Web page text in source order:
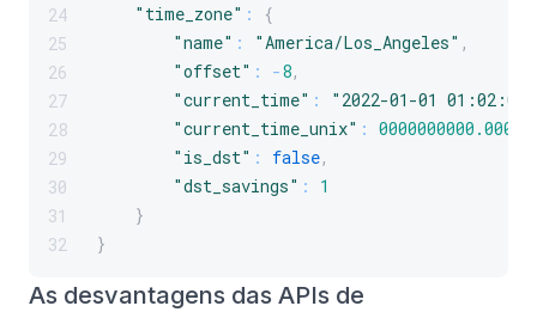
24
25
26
27
28
29
30
31
32
"time_zone" :
{
"name" : "America/Los_Angeles" ,
"offset" : -8,
"current_time" :
"2022-01-01
"current_time_unix" : 0000000000.000
"is_dst" : false,
"dst_savings" :
1
}
}
As desvantagens das APIs de